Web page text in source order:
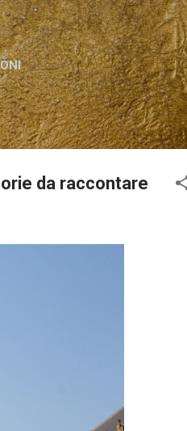
da raccontare